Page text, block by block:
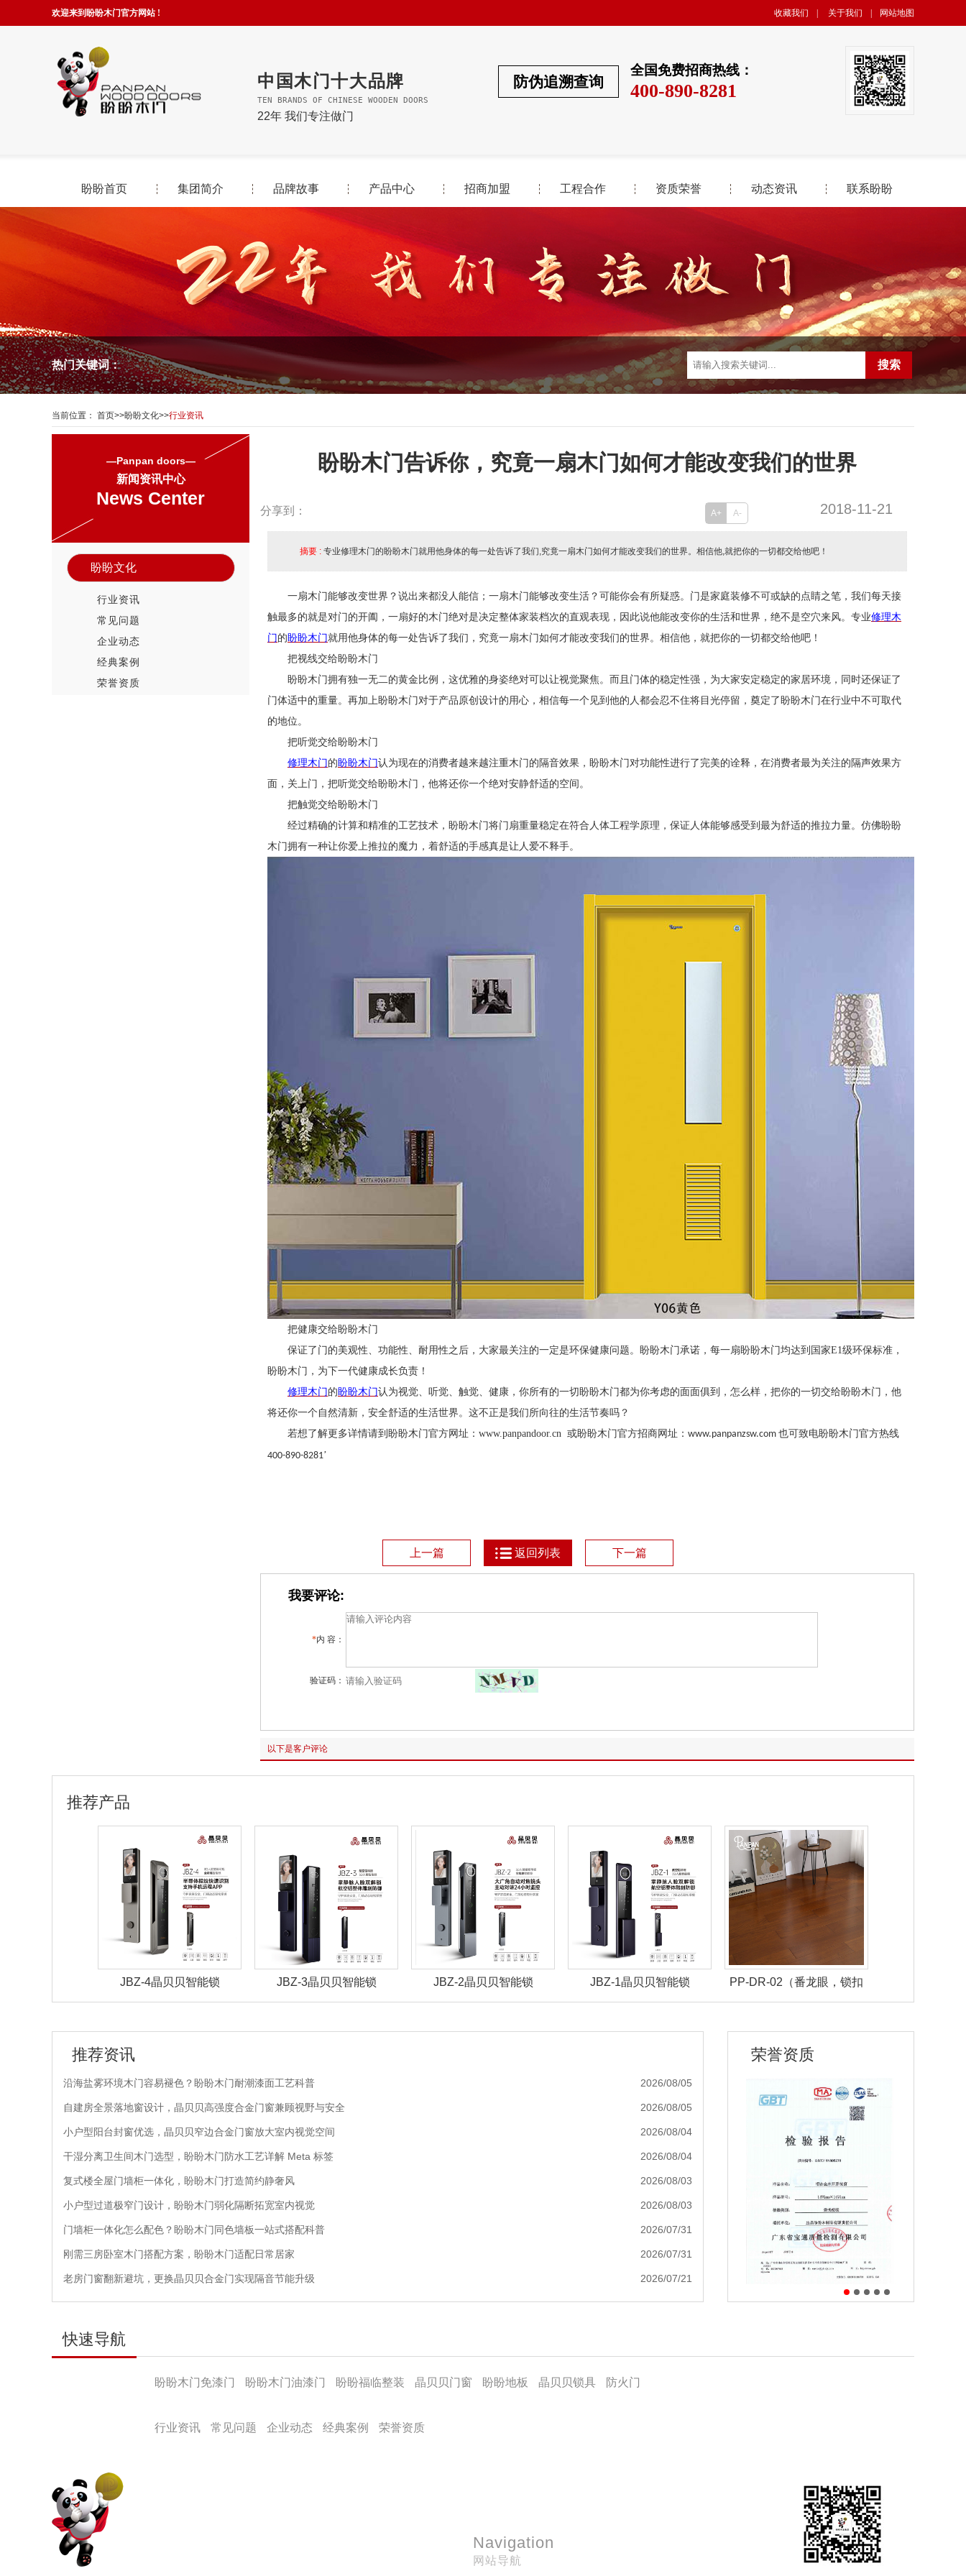
欢迎来到盼盼木门官方网站 ! 收藏我们 关于我们 网站地图
中国木门十大品牌
TEN BRANDS OF CHINESE WOODEN DOORS
22年 我们专注做门
全国免费招商热线：
400-890-8281
防伪追溯查询
盼盼首页 集团简介 品牌故事 产品中心 招商加盟 工程合作 资质荣誉 动态资讯 联系盼盼
热门关键词：
当前位置： 首页>>盼盼文化>>行业资讯
—Panpan doors—
新闻资讯中心
News Center
盼盼文化
行业资讯
常见问题
企业动态
经典案例
荣誉资质
盼盼木门告诉你，究竟一扇木门如何才能改变我们的世界
分享到： 2018-11-21
A+ A-
摘要 : 专业修理木门的盼盼木门就用他身体的每一处告诉了我们,究竟一扇木门如何才能改变我们的世界。相信他,就把你的一切都交给他吧！
一扇木门能够改变世界？说出来都没人能信；一扇木门能够改变生活？可能你会有所疑惑。门是家庭装修不可或缺的点睛之笔，我们每天接
触最多的就是对门的开阖，一扇好的木门绝对是决定整体家装档次的直观表现，因此说他能改变你的生活和世界，绝不是空穴来风。专业修理木
门 的盼盼木门就用他身体的每一处告诉了我们，究竟一扇木门如何才能改变我们的世界。相信他，就把你的一切都交给他吧！
把视线交给盼盼木门
盼盼木门拥有独一无二的黄金比例，这优雅的身姿绝对可以让视觉聚焦。而且门体的稳定性强，为大家安定稳定的家居环境，同时还保证了
门体适中的重量。再加上盼盼木门对于产品原创设计的用心，相信每一个见到他的人都会忍不住将目光停留，奠定了盼盼木门在行业中不可取代
的地位。
把听觉交给盼盼木门
修理木门 的盼盼木门认为现在的消费者越来越注重木门的隔音效果，盼盼木门对功能性进行了完美的诠释，在消费者最为关注的隔声效果方
面，关上门，把听觉交给盼盼木门，他将还你一个绝对安静舒适的空间。
把触觉交给盼盼木门
经过精确的计算和精准的工艺技术，盼盼木门将门扇重量稳定在符合人体工程学原理，保证人体能够感受到最为舒适的推拉力量。仿佛盼盼
木门拥有一种让你爱上推拉的魔力，着舒适的手感真是让人爱不释手。
把健康交给盼盼木门
保证了门的美观性、功能性、耐用性之后，大家最关注的一定是环保健康问题。盼盼木门承诺，每一扇盼盼木门均达到国家E1级环保标准，
盼盼木门，为下一代健康成长负责！
修理木门 的盼盼木门认为视觉、听觉、触觉、健康，你所有的一切盼盼木门都为你考虑的面面俱到，怎么样，把你的一切交给盼盼木门，他
将还你一个自然清新，安全舒适的生活世界。这不正是我们所向往的生活节奏吗？
若想了解更多详情请到盼盼木门官方网址： www.panpandoor.cn 或盼盼木门官方招商网址： www.panpanzsw.com 也可致电盼盼木门官方热线
400-890-8281’
上一篇 返回列表 下一篇
我要评论:
*内 容：
验证码：
以下是客户评论
推荐产品
JBZ-4晶贝贝智能锁 JBZ-3晶贝贝智能锁 JBZ-2晶贝贝智能锁 JBZ-1晶贝贝智能锁 PP-DR-02（番龙眼，锁扣
推荐资讯
沿海盐雾环境木门容易褪色？盼盼木门耐潮漆面工艺科普 2026/08/05
自建房全景落地窗设计，晶贝贝高强度合金门窗兼顾视野与安全 2026/08/05
小户型阳台封窗优选，晶贝贝窄边合金门窗放大室内视觉空间 2026/08/04
干湿分离卫生间木门选型，盼盼木门防水工艺详解 Meta 标签 2026/08/04
复式楼全屋门墙柜一体化，盼盼木门打造简约静奢风 2026/08/03
小户型过道极窄门设计，盼盼木门弱化隔断拓宽室内视觉 2026/08/03
门墙柜一体化怎么配色？盼盼木门同色墙板一站式搭配科普 2026/07/31
刚需三房卧室木门搭配方案，盼盼木门适配日常居家 2026/07/31
老房门窗翻新避坑，更换晶贝贝合金门实现隔音节能升级 2026/07/21
荣誉资质
快速导航
盼盼木门免漆门 盼盼木门油漆门 盼盼福临整装 晶贝贝门窗 盼盼地板 晶贝贝锁具 防火门
行业资讯 常见问题 企业动态 经典案例 荣誉资质
Navigation
网站导航